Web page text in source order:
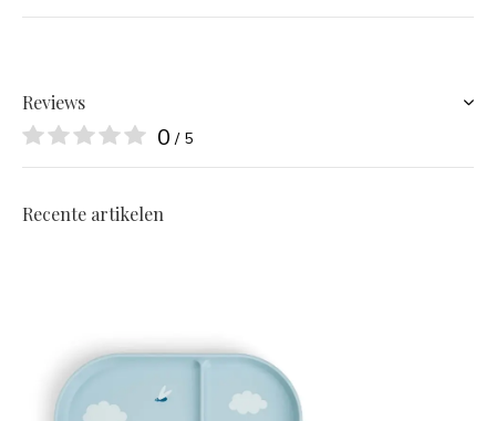
Reviews
0 / 5
Recente artikelen